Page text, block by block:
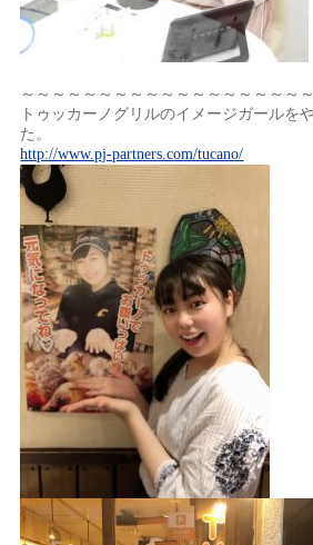
～～～～～～～～～～～～～～～～～～
トゥッカーノグリルのイメージガールを
た。
http://www.pj-partners.com/tucano/